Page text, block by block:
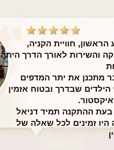
הראשון, חוויית הקניה,
והשירות לאורך הדרך היתה
מתכנן את יתר המדפים
הילדים שבדרך ובטוח אזמין
בעת ההתקנה תמיד דניאל
היו זמינים לכל שאלה של